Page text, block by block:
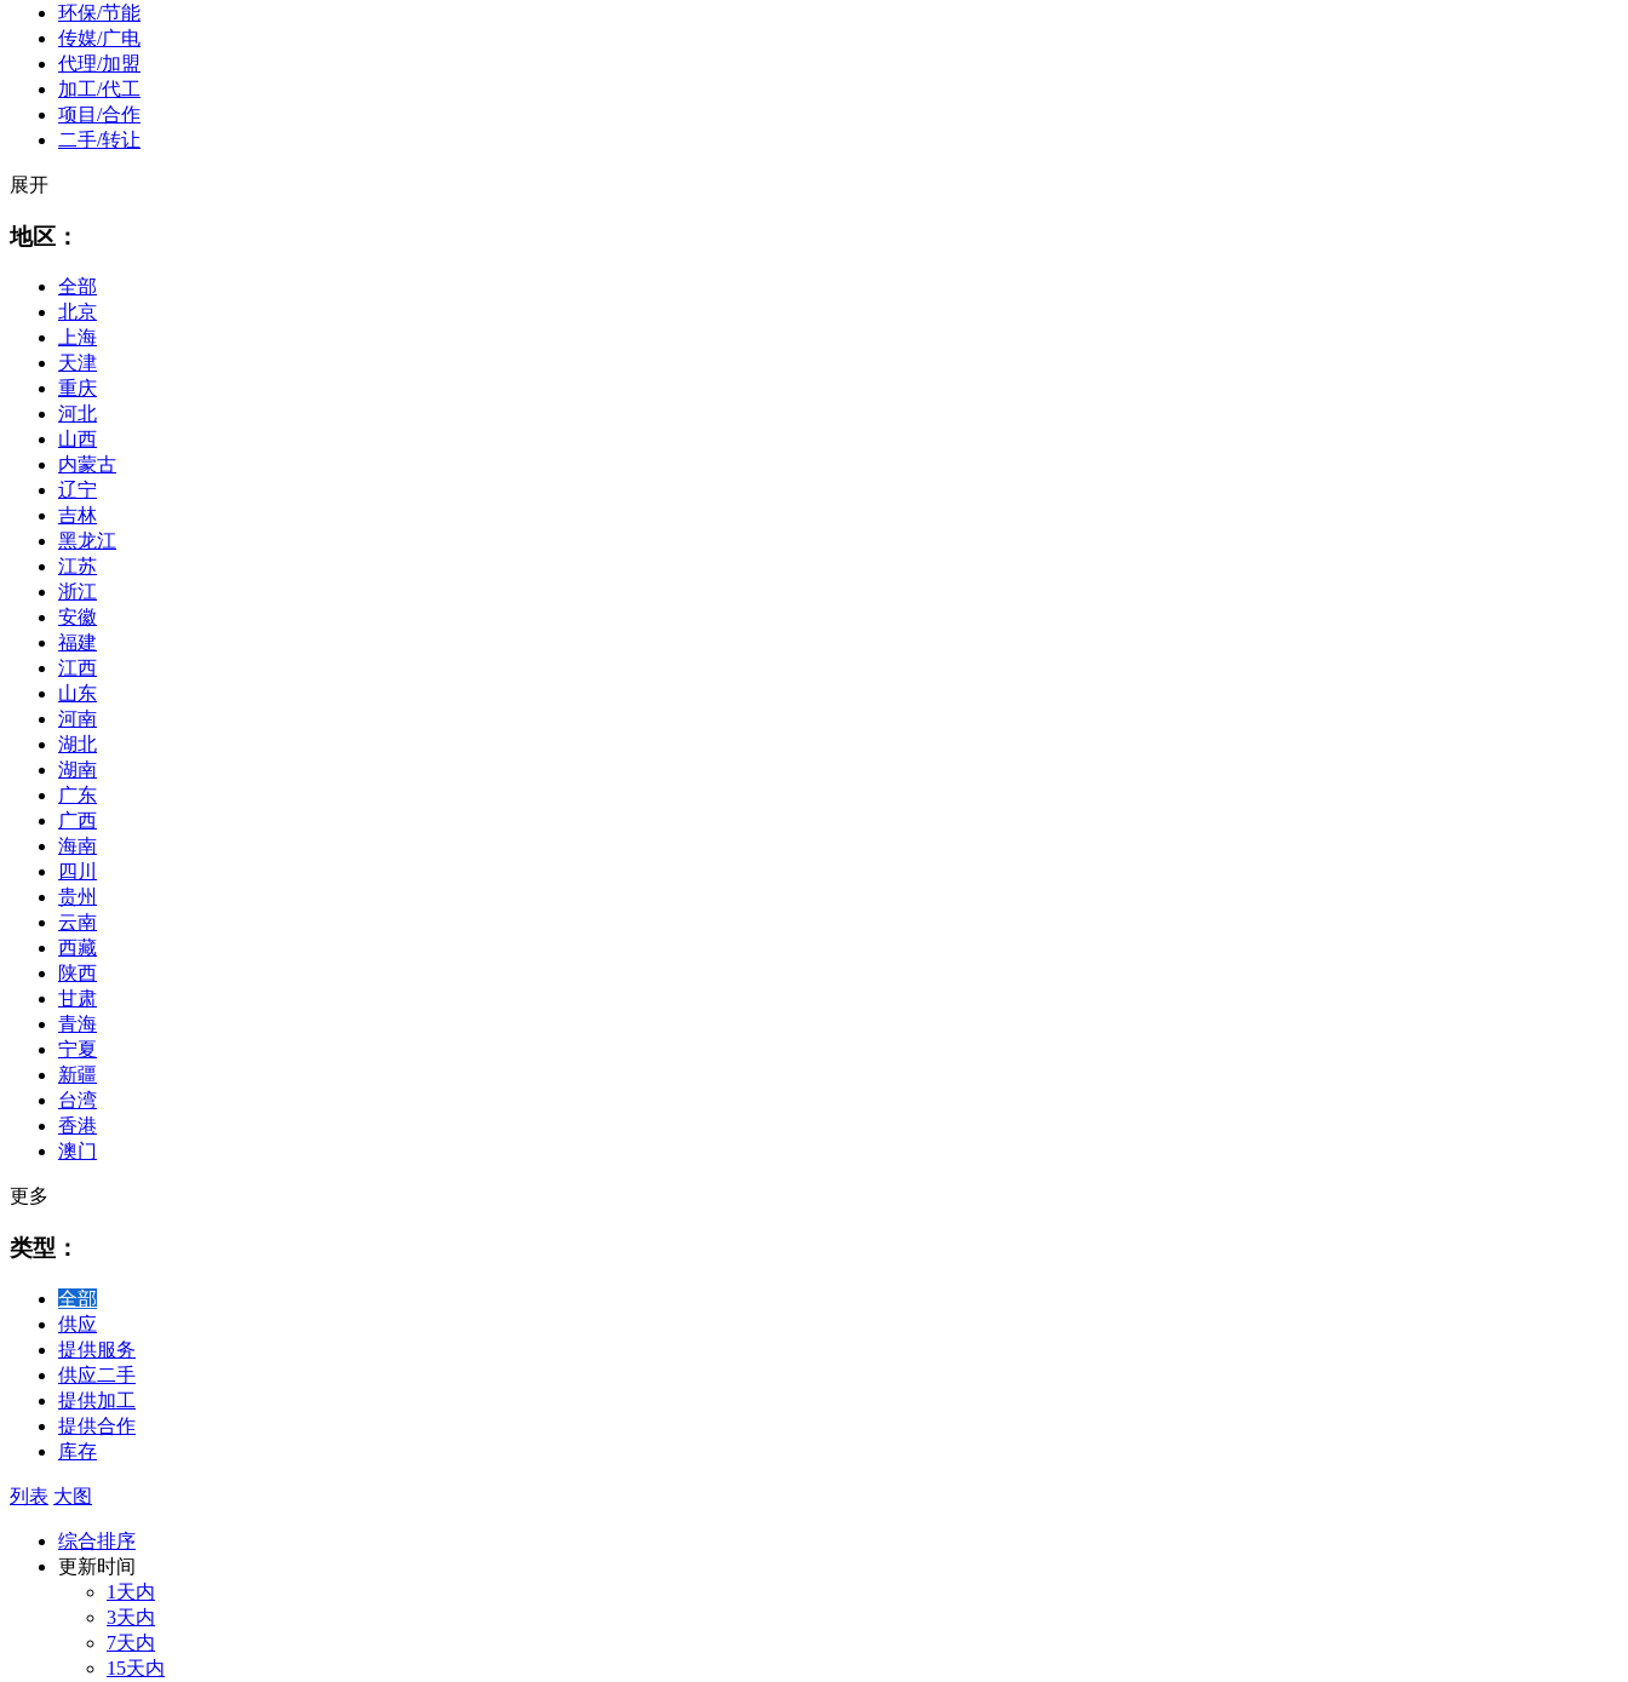
环保/节能
传媒/广电
代理/加盟
加工/代工
项目/合作
二手/转让
展开
地区：
全部
北京
上海
天津
重庆
河北
山西
内蒙古
辽宁
吉林
黑龙江
江苏
浙江
安徽
福建
江西
山东
河南
湖北
湖南
广东
广西
海南
四川
贵州
云南
西藏
陕西
甘肃
青海
宁夏
新疆
台湾
香港
澳门
更多
类型：
全部
供应
提供服务
供应二手
提供加工
提供合作
库存
列表 大图
综合排序
更新时间
1天内
3天内
7天内
15天内